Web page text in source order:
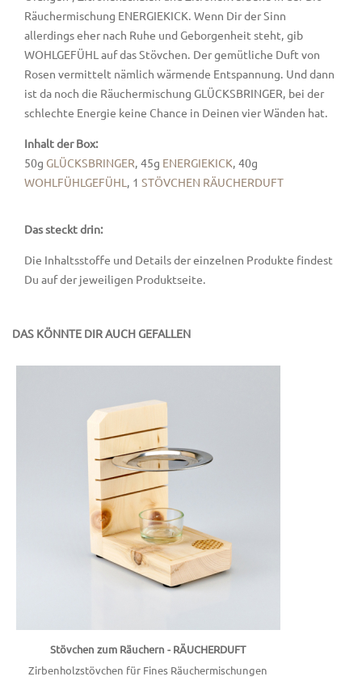
Räuchermischung ENERGIEKICK. Wenn Dir der Sinn
allerdings eher nach Ruhe und Geborgenheit steht, gib
WOHLGEFÜHL auf das Stövchen. Der gemütliche Duft von
Rosen vermittelt nämlich wärmende Entspannung. Und dann
ist da noch die Räuchermischung GLÜCKSBRINGER, bei der
schlechte Energie keine Chance in Deinen vier Wänden hat.
Inhalt der Box:
50g GLÜCKSBRINGER, 45g ENERGIEKICK, 40g
WOHLFÜHLGEFÜHL , 1 STÖVCHEN RÄUCHERDUFT
Das steckt drin:
Die Inhaltsstoffe und Details der einzelnen Produkte findest
Du auf der jeweiligen Produktseite.
DAS KÖNNTE DIR AUCH GEFALLEN
Stövchen zum Räuchern - RÄUCHERDUFT
Zirbenholzstövchen für Fines Räuchermischungen